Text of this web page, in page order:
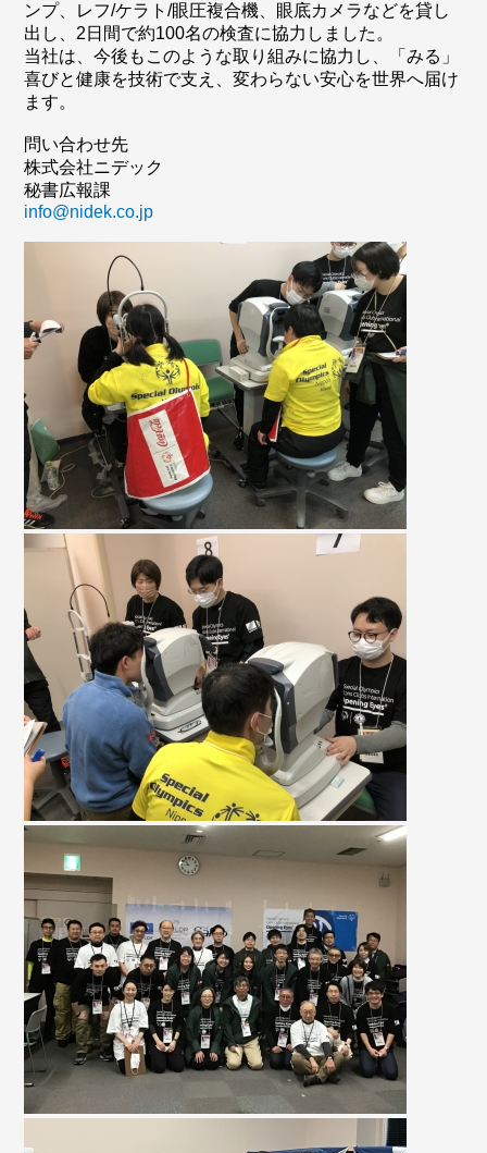
ンプ、レフ/ケラト/眼圧複合機、眼底カメラなどを貸し
出し、2日間で約100名の検査に協力しました。
当社は、今後もこのような取り組みに協力し、「みる」
喜びと健康を技術で支え、変わらない安心を世界へ届け
ます。
問い合わせ先
株式会社ニデック
秘書広報課
info@nidek.co.jp